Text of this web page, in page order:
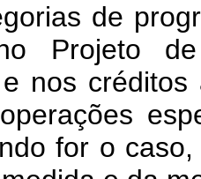
de
no Projeto
nos
for o